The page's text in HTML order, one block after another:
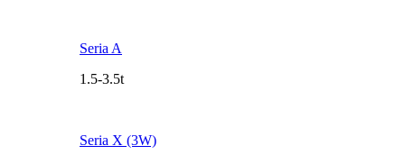
Seria A
1.5-3.5t
Seria X (3W)